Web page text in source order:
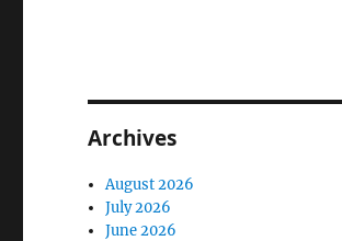
Archives
August 2026
July 2026
June 2026